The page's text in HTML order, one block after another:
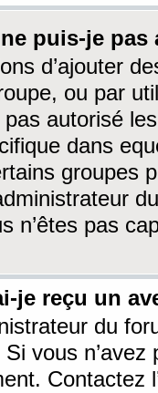
puis-je
d’ajouter
ou par
pas autorisé
dans
groupes
n’êtes pas
je reçu un
du
vous
Contactez